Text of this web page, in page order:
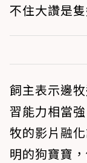
不住大讚是
飼主表示邊
習能力相當
牧的影片融
明的狗寶寶